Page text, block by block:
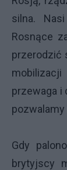
silna.
Rosnące
przerodzić
przewaga i
pozwalamy
Gdy
brytyjscy